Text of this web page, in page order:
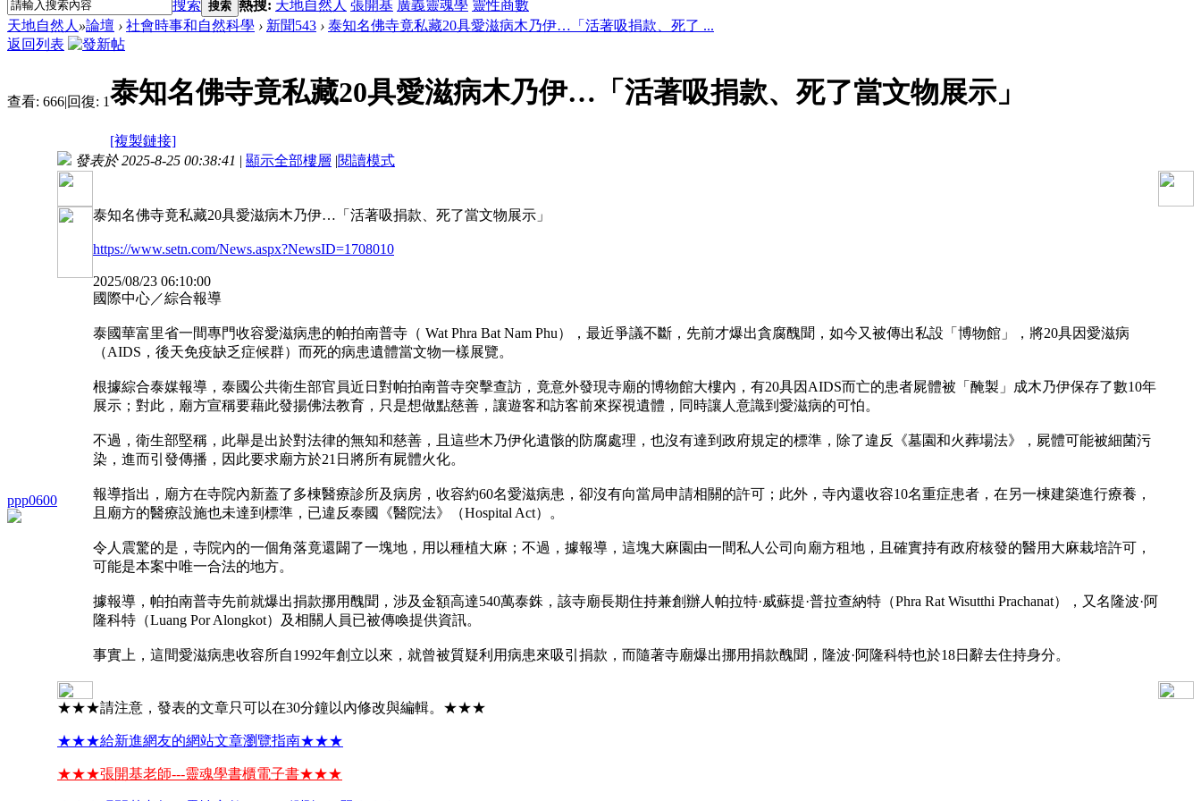
搜索 搜索 熱搜: 天地自然人 張開基 廣義靈魂學 靈性商數
天地自然人 »論壇 › 社會時事和自然科學 › 新聞543 › 泰知名佛寺竟私藏20具愛滋病木乃伊…「活著吸捐款、死了 ...
返回列表
查看: 666|回復: 1泰知名佛寺竟私藏20具愛滋病木乃伊…「活著吸捐款、死了當文物展示」
[複製鏈接]
ppp0600
發表於 2025-8-25 00:38:41 | 顯示全部樓層 |閱讀模式
泰知名佛寺竟私藏20具愛滋病木乃伊…「活著吸捐款、死了當文物展示」
https://www.setn.com/News.aspx?NewsID=1708010
2025/08/23 06:10:00
國際中心／綜合報導
泰國華富里省一間專門收容愛滋病患的帕拍南普寺（ Wat Phra Bat Nam Phu），最近爭議不斷，先前才爆出貪腐醜聞，如今又被傳出私設「博物館」，將20具因愛滋病
（AIDS，後天免疫缺乏症候群）而死的病患遺體當文物一樣展覽。
根據綜合泰媒報導，泰國公共衛生部官員近日對帕拍南普寺突擊查訪，竟意外發現寺廟的博物館大樓內，有20具因AIDS而亡的患者屍體被「醃製」成木乃伊保存了數10年
展示；對此，廟方宣稱要藉此發揚佛法教育，只是想做點慈善，讓遊客和訪客前來探視遺體，同時讓人意識到愛滋病的可怕。
不過，衛生部堅稱，此舉是出於對法律的無知和慈善，且這些木乃伊化遺骸的防腐處理，也沒有達到政府規定的標準，除了違反《墓園和火葬場法》，屍體可能被細菌污
染，進而引發傳播，因此要求廟方於21日將所有屍體火化。
報導指出，廟方在寺院內新蓋了多棟醫療診所及病房，收容約60名愛滋病患，卻沒有向當局申請相關的許可；此外，寺內還收容10名重症患者，在另一棟建築進行療養，
且廟方的醫療設施也未達到標準，已違反泰國《醫院法》（Hospital Act）。
令人震驚的是，寺院內的一個角落竟還闢了一塊地，用以種植大麻；不過，據報導，這塊大麻園由一間私人公司向廟方租地，且確實持有政府核發的醫用大麻栽培許可，
可能是本案中唯一合法的地方。
據報導，帕拍南普寺先前就爆出捐款挪用醜聞，涉及金額高達540萬泰銖，該寺廟長期住持兼創辦人帕拉特·威蘇提·普拉查納特（Phra Rat Wisutthi Prachanat），又名隆波·阿
隆科特（Luang Por Alongkot）及相關人員已被傳喚提供資訊。
事實上，這間愛滋病患收容所自1992年創立以來，就曾被質疑利用病患來吸引捐款，而隨著寺廟爆出挪用捐款醜聞，隆波·阿隆科特也於18日辭去住持身分。
★★★請注意，發表的文章只可以在30分鐘以內修改與編輯。★★★
★★★給新進網友的網站文章瀏覽指南★★★
★★★張開基老師---靈魂學書櫃電子書★★★